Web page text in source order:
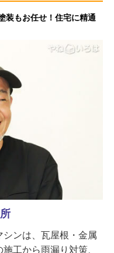
装もお任せ！住宅に精通
ンは、瓦屋根・金属
工から雨漏り対策、